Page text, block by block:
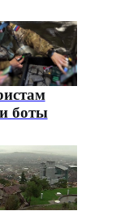
боты